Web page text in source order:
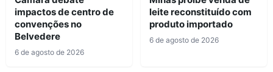
impactos de centro de
convenções no
Belvedere
6 de agosto de 2026
leite reconstituído com
produto importado
6 de agosto de 2026